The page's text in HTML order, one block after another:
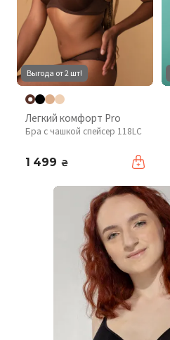
Выгода от 2 шт!
Легкий комфорт Pro
Бра с чашкой спейсер 118LC
1 499 ₴